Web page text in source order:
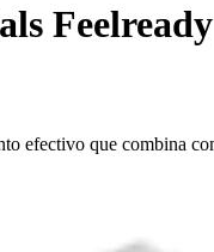
Feelready
efectivo que combina